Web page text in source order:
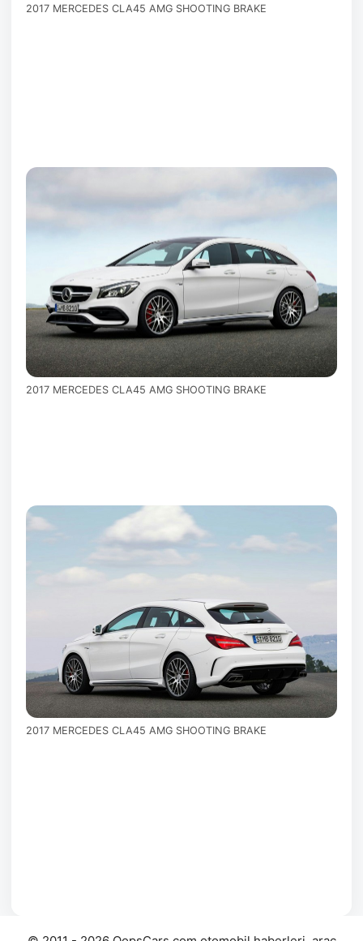
2017 MERCEDES CLA45 AMG SHOOTING BRAKE
2017 MERCEDES CLA45 AMG SHOOTING BRAKE
2017 MERCEDES CLA45 AMG SHOOTING BRAKE